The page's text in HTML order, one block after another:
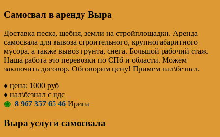
Самосвал в аренду Выра
Доставка песка, щебня, земли на стройплощадки. Аренда
самосвала для вывоза строительного, крупногабаритного
мусора, а также вывоз грунта, снега. Большой рабочий стаж.
Наша работа это перевозки по СПб и области. Можем
заключить договор. Обговорим цену! Примем нал\безнал.
♦ цена: 1000 руб
♦ нал\безнал с ндс
◉ 8 967 357 65 46 Ирина
Выра услуги самосвала